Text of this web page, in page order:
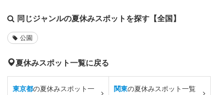
同じジャンルの夏休みスポットを探す【全国】
公園
夏休みスポット一覧に戻る
東京都の夏休みスポット一
関東の夏休みスポット一覧